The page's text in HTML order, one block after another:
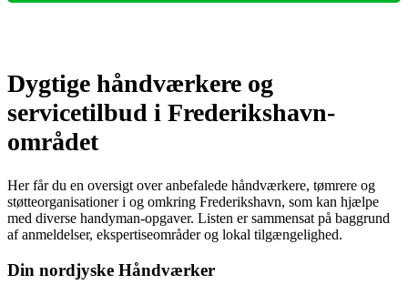
Dygtige håndværkere og
servicetilbud i Frederikshavn-
området
Her får du en oversigt over anbefalede håndværkere, tømrere og
støtteorganisationer i og omkring Frederikshavn, som kan hjælpe
med diverse handyman-opgaver. Listen er sammensat på baggrund
af anmeldelser, ekspertiseområder og lokal tilgængelighed.
Din nordjyske Håndværker